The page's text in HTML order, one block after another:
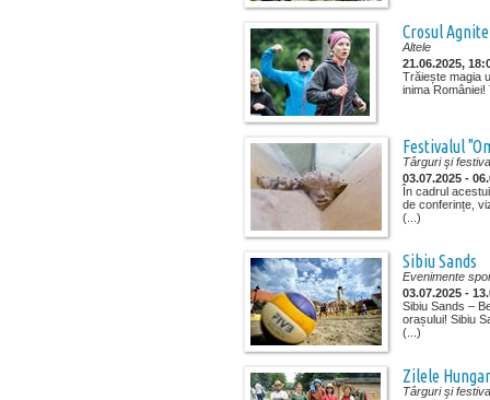
Crosul
Altele
21.06.2025,
Trăiește magia
inima
Festivalul
Târguri şi
03.07.2025 -
În cadrul
de conferințe,
(...)
Sibiu Sands
Evenimente
03.07.2025 -
Sibiu Sands –
orașului! Sibiu
(...)
Zilele
Târguri şi